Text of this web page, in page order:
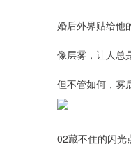
婚后外界贴给他
像层雾，让人总
但不管如何，雾
02藏不住的闪光